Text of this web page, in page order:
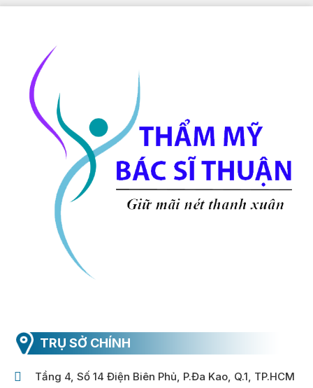
TRỤ SỞ CHÍNH
Tầng 4, Số 14 Điện Biên Phủ, P.Đa Kao, Q.1, TP.HCM